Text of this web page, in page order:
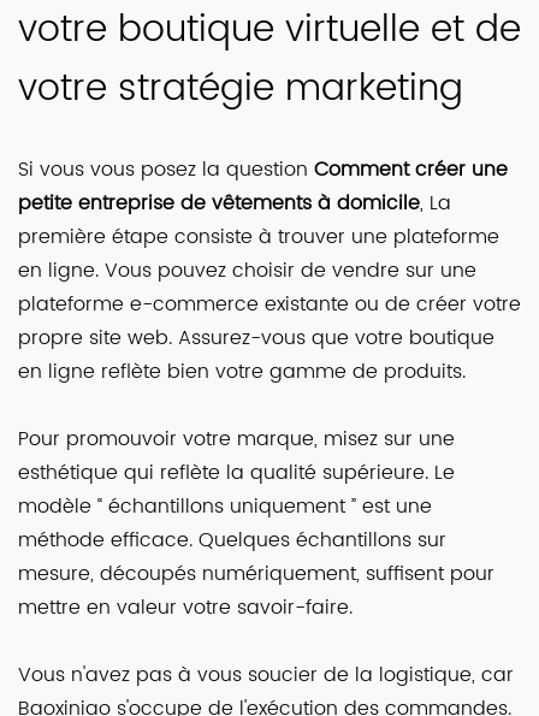
votre boutique virtuelle et de
votre stratégie marketing
Si vous vous posez la question Comment créer une
petite entreprise de vêtements à domicile, La
première étape consiste à trouver une plateforme
en ligne. Vous pouvez choisir de vendre sur une
plateforme e-commerce existante ou de créer votre
propre site web. Assurez-vous que votre boutique
en ligne reflète bien votre gamme de produits.
Pour promouvoir votre marque, misez sur une
esthétique qui reflète la qualité supérieure. Le
modèle “ échantillons uniquement ” est une
méthode efficace. Quelques échantillons sur
mesure, découpés numériquement, suffisent pour
mettre en valeur votre savoir-faire.
Vous n'avez pas à vous soucier de la logistique, car
Baoxiniao s'occupe de l'exécution des commandes.